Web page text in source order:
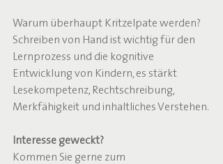
Warum überhaupt Kritzelpate werden?
Schreiben von Hand ist wichtig für den
Lernprozess und die kognitive
Entwicklung von Kindern, es stärkt
Lesekompetenz, Rechtschreibung,
Merkfähigkeit und inhaltliches Verstehen.
Interesse geweckt?
Kommen Sie gerne zum